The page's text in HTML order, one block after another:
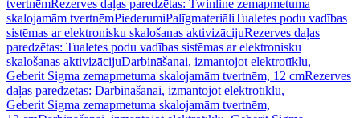
tvertnēmRezerves daļas paredzētas: Twinline zemapmetuma
skalojamām tvertnēmPiederumiPalīgmateriāliTualetes podu vadības
sistēmas ar elektronisku skalošanas aktivizācijuRezerves daļas
paredzētas: Tualetes podu vadības sistēmas ar elektronisku
skalošanas aktivizācijuDarbināšanai, izmantojot elektrotīklu,
Geberit Sigma zemapmetuma skalojamām tvertnēm, 12 cmRezerves
daļas paredzētas: Darbināšanai, izmantojot elektrotīklu,
Geberit Sigma zemapmetuma skalojamām tvertnēm,